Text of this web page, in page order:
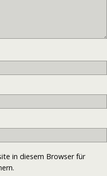
in diesem Browser für